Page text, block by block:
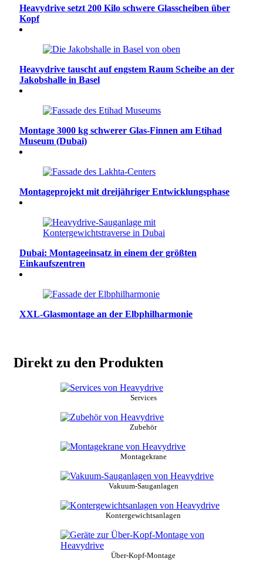
Heavydrive setzt 200 Kilo schwere Glasscheiben über
Kopf
Heavydrive tauscht auf engstem Raum Scheibe an der
Jakobshalle in Basel
Montage 3000 kg schwerer Glas-Finnen am Etihad
Museum (Dubai)
Montageprojekt mit dreijähriger Entwicklungsphase
Dubai: Montageeinsatz in einem der größten
Einkaufszentren
XXL-Glasmontage an der Elbphilharmonie
Direkt zu den Produkten
Services
Zubehör
Montagekrane
Vakuum-Sauganlagen
Kontergewichtsanlagen
Über-Kopf-Montage